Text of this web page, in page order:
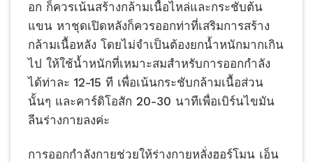
อก ก็ควรเน้นสร้างกล้ามเนื้อไหล่และกระชับต้น
แขน หาชุดเปิดหลังก็ควรออกท่าที่เสริมการสร้าง
กล้ามเนื้อหลัง โดยไม่จำเป็นต้องยกน้ำหนักมากเกิน
ไป ให้ใช้น้ำหนักที่เหมาะสมสำหรับการออกกำลัง
ได้ท่าละ 12-15 ที เพื่อเน้นกระชับกล้ามเนื้อส่วน
นั้นๆ และคาร์ดิโอสัก 20-30 นาทีเพื่อเบิร์นไขมัน
ลีนร่างกายลงค่ะ
การออกกำลังกายช่วยให้ร่างกายหลั่งฮอร์โมน เอ็น